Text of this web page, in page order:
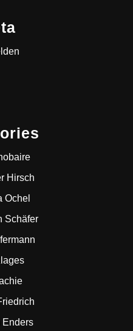
Hirsch
Ochel
Schäfer
Enders